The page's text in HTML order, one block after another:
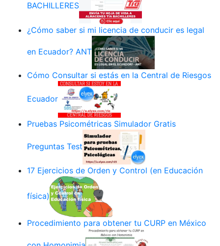
BACHILLERES
¿Cómo saber si mi licencia de conducir es legal
en Ecuador? ANT
Cómo Consultar si estás en la Central de Riesgos
Ecuador
Pruebas Psicométricas Simulador Gratis
Preguntas Test
17 Ejercicios de Orden y Control (en Educación
física)
Procedimiento para obtener tu CURP en México